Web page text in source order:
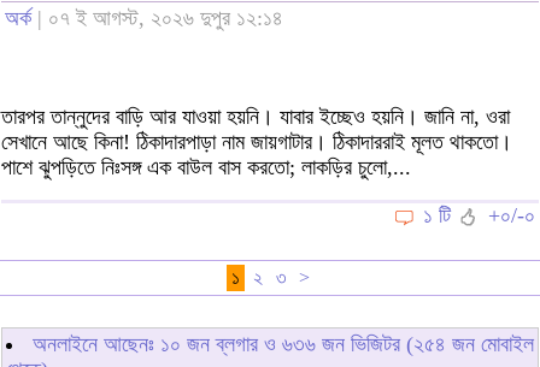
অর্ক| ০৭ ই আগস্ট, ২০২৬ দুপুর ১২:১৪
তারপর তান্নুদের বাড়ি আর যাওয়া হয়নি। যাবার ইচ্ছেও হয়নি। জানি না, ওরা
সেখানে আছে কিনা! ঠিকাদারপাড়া নাম জায়গাটার। ঠিকাদাররাই মূলত থাকতো।
পাশে ঝুপড়িতে নিঃসঙ্গ এক বাউল বাস করতো; লাকড়ির চুলো,...
১ টি
+০/-০
১ ২ ৩ >
অনলাইনে আছেনঃ ১০ জন ব্লগার ও ৬৩৬ জন ভিজিটর (২৫৪ জন মোবাইল